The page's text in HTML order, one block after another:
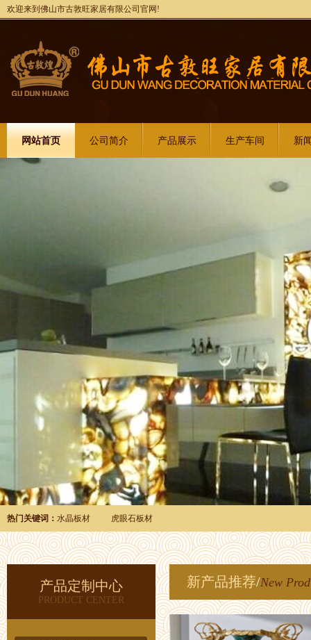
欢迎来到佛山市古敦旺家居有限公司官网!
网站首页 公司简介 产品展示 生产车间 新
热门关键词： 水晶板材 虎眼石板材
产品定制中心
PRODUCT CENTER
新产品推荐/New